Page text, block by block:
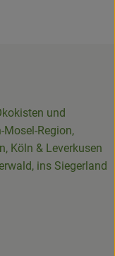
und
Mosel-Region,
Köln & Leverkusen
ins Siegerland